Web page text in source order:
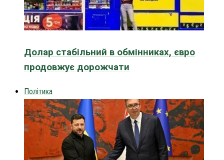
Долар стабільний в обмінниках, євро
продовжує дорожчати
Політика